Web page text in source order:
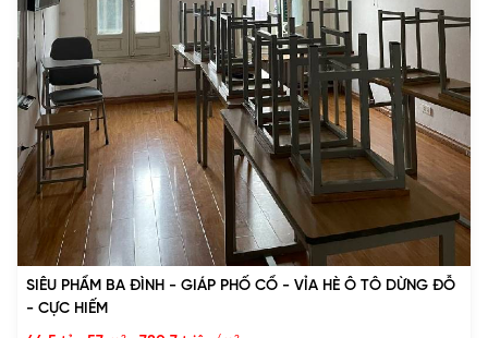
SIÊU PHẨM BA ĐÌNH - GIÁP PHỐ CỔ - VỈA HÈ Ô TÔ DỪNG ĐỖ
- CỰC HIẾM